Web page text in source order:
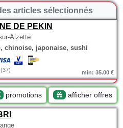
articles sélectionnés
DE PEKIN
Alzette
chinoise, japonaise, sushi
(37) min: 35.00 €
promotions afficher offres